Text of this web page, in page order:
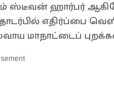
ஸ்டீவன் ஹார்பர்
எதிர்ப்பை
மாநாட்டைப்